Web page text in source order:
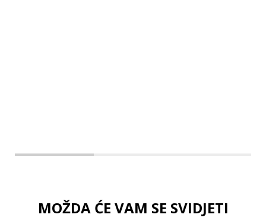
MOŽDA ĆE VAM SE SVIDJETI